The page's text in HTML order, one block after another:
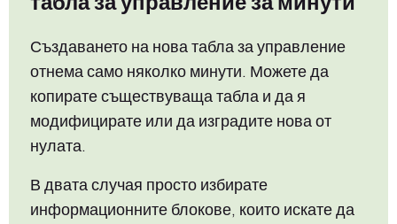
Създаването на нова табла за управление
отнема само няколко минути. Можете да
копирате съществуваща табла и да я
модифицирате или да изградите нова от
нулата.
В двата случая просто избирате
информационните блокове, които искате да